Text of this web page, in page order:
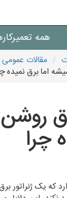
همه تعمیرکارها
های تعمیرات
مقالات عمومی
اما برق نمیده چرا
که یک ژنراتور